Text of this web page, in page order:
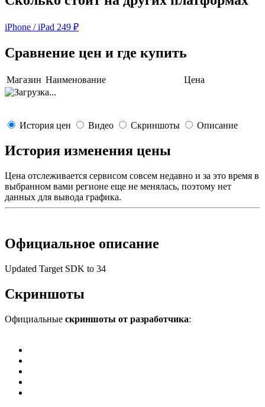
iPhone / iPad 249 ₽
Сравнение цен и где купить
Магазин Наименование Цена
История цен Видео Скриншоты Описание
История изменения цены
Цена отслеживается сервисом совсем недавно и за это время в
выбранном вами регионе еще не менялась, поэтому нет
данных для вывода графика.
Официальное описание
Updated Target SDK to 34
Скриншоты
Официальные скриншоты от разработчика: